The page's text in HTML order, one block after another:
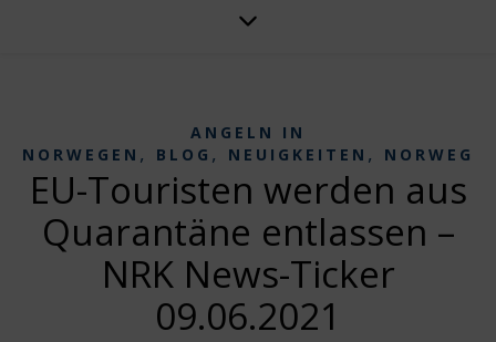
ANGELN IN
NORWEGEN , BLOG , NEUIGKEITEN ,
EU-Touristen werden aus
Quarantäne entlassen –
NRK News-Ticker
09.06.2021